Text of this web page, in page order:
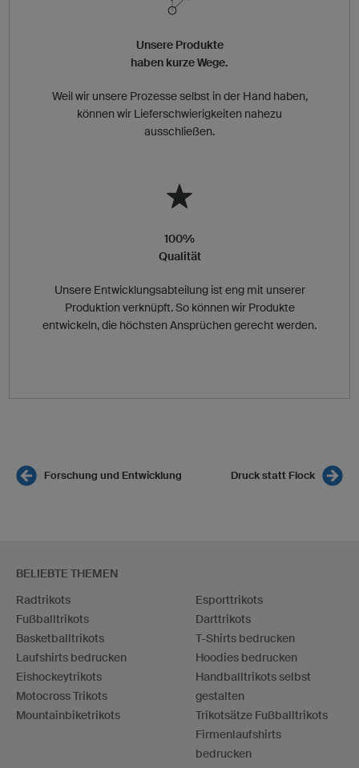
Unsere Produkte
haben kurze Wege.
Weil wir unsere Prozesse selbst in der Hand haben,
können wir Lieferschwierigkeiten nahezu
ausschließen.
100%
Qualität
Unsere Entwicklungsabteilung ist eng mit unserer
Produktion verknüpft. So können wir Produkte
entwickeln, die höchsten Ansprüchen gerecht werden.
Forschung und Entwicklung Druck statt Flock
BELIEBTE THEMEN
Radtrikots
Fußballtrikots
Basketballtrikots
Laufshirts bedrucken
Eishockeytrikots
Motocross Trikots
Mountainbiketrikots
Esporttrikots
Darttrikots
T-Shirts bedrucken
Hoodies bedrucken
Handballtrikots selbst
gestalten
Trikotsätze Fußballtrikots
Firmenlaufshirts
bedrucken